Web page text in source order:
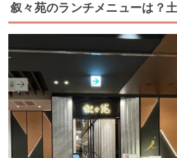
叙々苑のランチメニューは？